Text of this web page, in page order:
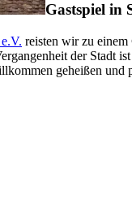
Gastspiel in
reisten wir zu einem
der Stadt
geheißen